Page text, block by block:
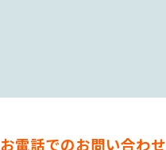
お電話でのお問い合わせ